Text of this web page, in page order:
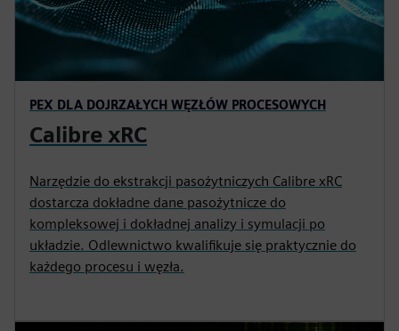
PEX DLA DOJRZAŁYCH WĘZŁÓW PROCESOWYCH
Calibre xRC
Narzędzie do ekstrakcji pasożytniczych Calibre xRC
dostarcza dokładne dane pasożytnicze do
kompleksowej i dokładnej analizy i symulacji po
układzie. Odlewnictwo kwalifikuje się praktycznie do
każdego procesu i węzła.